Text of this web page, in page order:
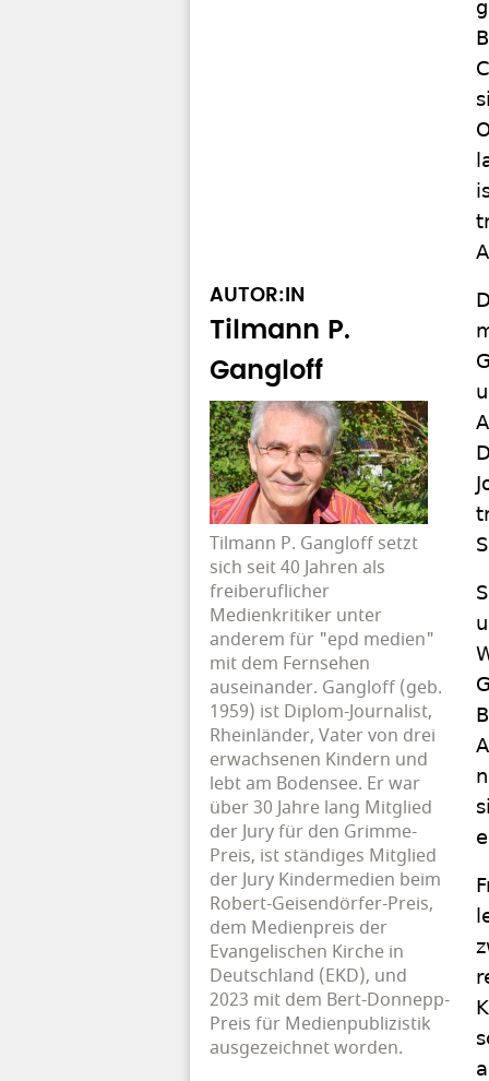
AUTOR:IN
Tilmann P.
Gangloff
Tilmann P. Gangloff setzt
sich seit 40 Jahren als
freiberuflicher
Medienkritiker unter
anderem für "epd medien"
mit dem Fernsehen
auseinander. Gangloff (geb.
1959) ist Diplom-Journalist,
Rheinländer, Vater von drei
erwachsenen Kindern und
lebt am Bodensee. Er war
über 30 Jahre lang Mitglied
der Jury für den Grimme-
Preis, ist ständiges Mitglied
der Jury Kindermedien beim
Robert-Geisendörfer-Preis,
dem Medienpreis der
Evangelischen Kirche in
Deutschland (EKD), und
2023 mit dem Bert-Donnepp-
Preis für Medienpublizistik
ausgezeichnet worden.